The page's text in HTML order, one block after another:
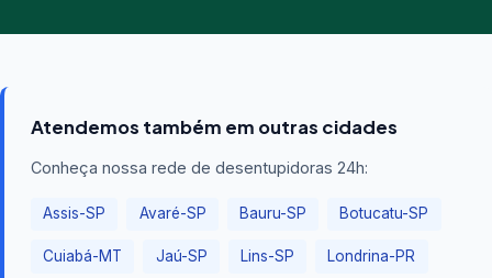
Atendemos também em outras cidades
Conheça nossa rede de desentupidoras 24h:
Assis-SP Avaré-SP Bauru-SP Botucatu-SP
Cuiabá-MT Jaú-SP Lins-SP Londrina-PR